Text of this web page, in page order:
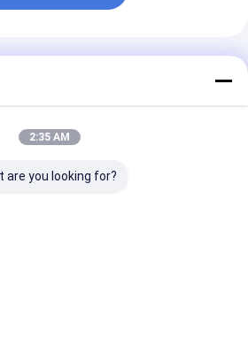
2:35 AM
are you looking for?